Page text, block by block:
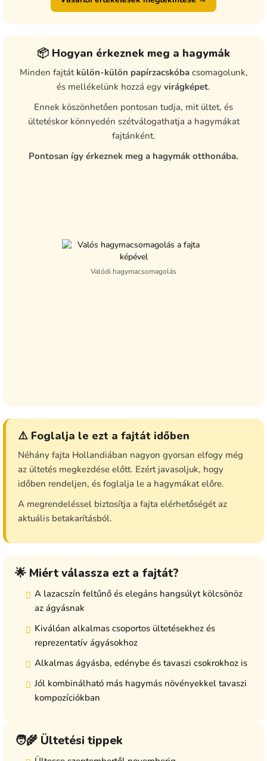
📦 Hogyan érkeznek meg a hagymák
Minden fajtát külön-külön papírzacskóbacsomagolunk,
és mellékelünk hozzá egy virágképet.
Ennek köszönhetően pontosan tudja, mit ültet, és
ültetéskor könnyedén szétválogathatja a hagymákat
fajtánként.
Pontosan így érkeznek meg a hagymák otthonába.
Valódi hagymacsomagolás
⚠️ Foglalja le ezt a fajtát időben
Néhány fajta Hollandiában nagyon gyorsan elfogy még
az ültetés megkezdése előtt. Ezért javasoljuk, hogy
időben rendeljen, és foglalja le a hagymákat előre.
A megrendeléssel biztosítja a fajta elérhetőségét az
aktuális betakarításból.
🌟 Miért válassza ezt a fajtát?
A lazacszín feltűnő és elegáns hangsúlyt kölcsönöz
az ágyásnak
Kiválóan alkalmas csoportos ültetésekhez és
reprezentatív ágyásokhoz
Alkalmas ágyásba, edénybe és tavaszi csokrokhoz is
Jól kombinálható más hagymás növényekkel tavaszi
kompozíciókban
🧑‍🌾 Ültetési tippek